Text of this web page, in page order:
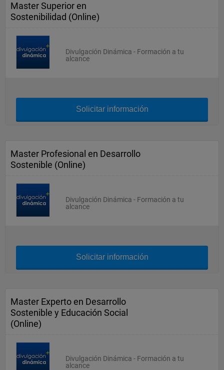
Master Superior en
Sostenibilidad (Online)
Divulgación Dinámica - Formación a tu
alcance
Solicitar información
Master Profesional en Desarrollo
Sostenible (Online)
Divulgación Dinámica - Formación a tu
alcance
Solicitar información
Master Experto en Desarrollo
Sostenible y Educación Social
(Online)
Divulgación Dinámica - Formación a tu
alcance